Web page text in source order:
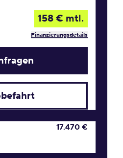
158 € mtl.
Finanzierungsdetails
17.470 €